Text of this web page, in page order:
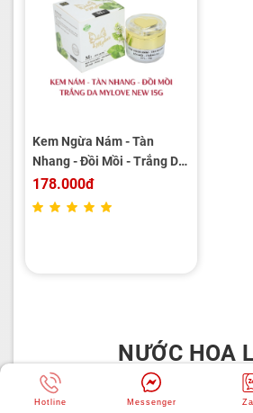
Kem Ngừa Nám - Tàn
Nhang - Đồi Mồi - Trắng Da
MYLOVE NEW 15g
178.000đ
NƯỚC HOA
Chào mừng bạn đến với Mỹ Phẩm
Hotline Messenger